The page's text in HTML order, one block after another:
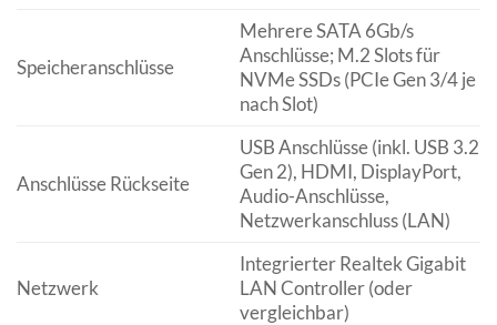
Speicheranschlüsse
Mehrere SATA 6Gb/s
Anschlüsse; M.2 Slots für
NVMe SSDs (PCIe Gen 3/4 je
nach Slot)
Anschlüsse Rückseite
USB Anschlüsse (inkl. USB 3.2
Gen 2), HDMI, DisplayPort,
Audio-Anschlüsse,
Netzwerkanschluss (LAN)
Netzwerk
Integrierter Realtek Gigabit
LAN Controller (oder
vergleichbar)